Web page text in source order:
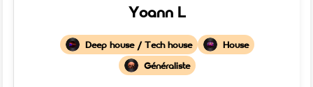
demande
Yoann L
Deep house / Tech house
House
Généraliste